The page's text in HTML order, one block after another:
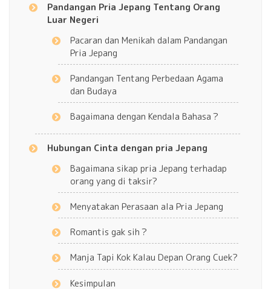
Pandangan Pria Jepang Tentang Orang
Luar Negeri
Pacaran dan Menikah dalam Pandangan
Pria Jepang
Pandangan Tentang Perbedaan Agama
dan Budaya
Bagaimana dengan Kendala Bahasa？
Hubungan Cinta dengan pria Jepang
Bagaimana sikap pria Jepang terhadap
orang yang di taksir?
Menyatakan Perasaan ala Pria Jepang
Romantis gak sih？
Manja Tapi Kok Kalau Depan Orang Cuek?
Kesimpulan